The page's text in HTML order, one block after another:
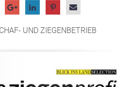
UND ZIEGENBETRIEB